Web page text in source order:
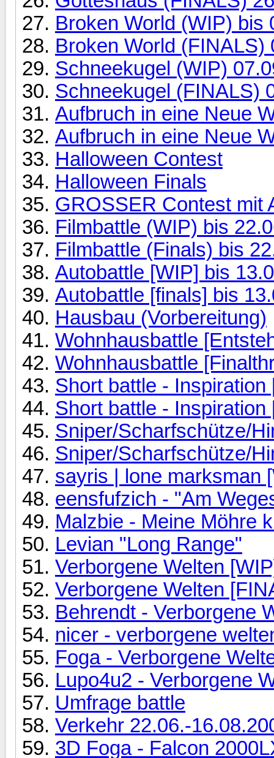
Broken World (WIP) bis
Broken World (FINALS)
Schneekugel (WIP)
Schneekugel (FINALS)
Aufbruch in eine Neue
Aufbruch in eine Neue
Halloween Contest
Halloween Finals
GROSSER Contest mit
Filmbattle (WIP) bis
Filmbattle (Finals) bis
Autobattle [WIP] bis
Autobattle [finals] bis
Hausbau (Vorbereitung)
Wohnhausbattle
Wohnhausbattle
Short battle - Inspiration
Short battle - Inspiration
Sniper/Scharfschütze/
Sniper/Scharfschütze/
sayris | lone marksman
eensfufzich - "Am
Malzbie - Meine Möhre
Levian "Long Range"
Verborgene Welten
Verborgene Welten
Behrendt - Verborgene
nicer - verborgene
Foga - Verborgene
Lupo4u2 - Verborgene
Umfrage battle
Verkehr 22.06.-
3D Foga - Falcon